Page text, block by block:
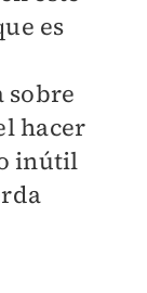
es
sobre
hacer
inútil